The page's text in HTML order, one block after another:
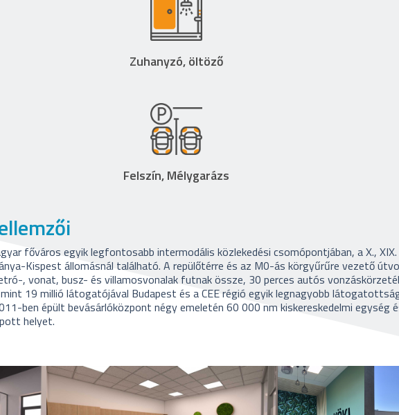
Zuhanyzó, öltöző
Felszín, Mélygarázs
főváros egyik legfontosabb intermodális közlekedési csomópontjában, a X., XIX.
Kispest állomásnál található. A repülőtérre és az M0-ás körgyűrűre vezető
, vonat, busz- és villamosvonalak futnak össze, 30 perces autós
19 millió látogatójával Budapest és a CEE régió egyik legnagyobb
ben épült bevásárlóközpont négy emeletén 60 000 nm kiskereskedelmi egység
helyet.